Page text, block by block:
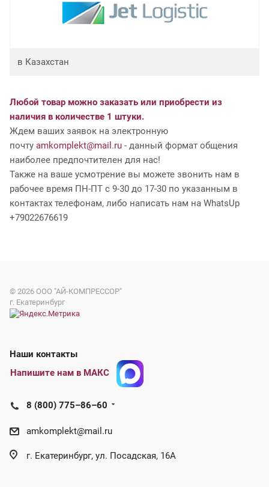
в Казахстан
Любой товар можно заказать или приобрести из
наличия в количестве 1 штуки.
Ждем ваших заявок на электронную
почту amkomplekt@mail.ru - данный формат общения
наиболее предпочтителен для нас!
Также на ваше усмотрение вы можете звонить нам в
рабочее время ПН-ПТ с 9-30 до 17-30 по указанным в
контактах телефонам, либо написать нам на WhatsUp
+79022676619
© 2026 ООО "АЙ-КОМПРЕССОР"
г. Екатеринбург
Наши контакты
Напишите нам в МАКС
8 (800) 775–86–60
amkomplekt@mail.ru
г. Екатеринбург, ул. Посадская, 16А